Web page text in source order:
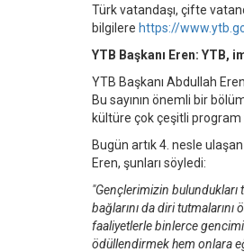
Türk vatandaşı, çifte
bilgilere https://
YTB Başkanı Eren: YTB,
YTB Başkanı Abdullah
Bu sayının önemli bir
kültüre çok çeşitli program
Bugün artık 4. nesle
Eren, şunları söyledi:
"Gençlerimizin bulundukları
bağlarını da diri
faaliyetlerle binlerce
ödüllendirmek hem onlara